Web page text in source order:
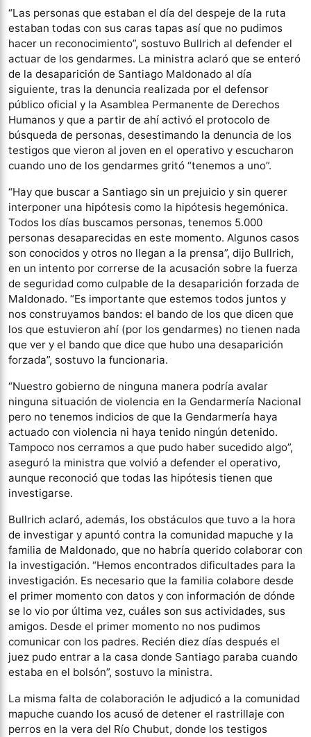
“Las personas que estaban el día del despeje de la ruta
estaban todas con sus caras tapas así que no pudimos
hacer un reconocimiento”, sostuvo Bullrich al defender el
actuar de los gendarmes. La ministra aclaró que se enteró
de la desaparición de Santiago Maldonado al día
siguiente, tras la denuncia realizada por el defensor
público oficial y la Asamblea Permanente de Derechos
Humanos y que a partir de ahí activó el protocolo de
búsqueda de personas, desestimando la denuncia de los
testigos que vieron al joven en el operativo y escucharon
cuando uno de los gendarmes gritó “tenemos a uno”.
“Hay que buscar a Santiago sin un prejuicio y sin querer
interponer una hipótesis como la hipótesis hegemónica.
Todos los días buscamos personas, tenemos 5.000
personas desaparecidas en este momento. Algunos casos
son conocidos y otros no llegan a la prensa”, dijo Bullrich,
en un intento por correrse de la acusación sobre la fuerza
de seguridad como culpable de la desaparición forzada de
Maldonado. “Es importante que estemos todos juntos y
nos construyamos bandos: el bando de los que dicen que
los que estuvieron ahí (por los gendarmes) no tienen nada
que ver y el bando que dice que hubo una desaparición
forzada”, sostuvo la funcionaria.
“Nuestro gobierno de ninguna manera podría avalar
ninguna situación de violencia en la Gendarmería Nacional
pero no tenemos indicios de que la Gendarmería haya
actuado con violencia ni haya tenido ningún detenido.
Tampoco nos cerramos a que pudo haber sucedido algo”,
aseguró la ministra que volvió a defender el operativo,
aunque reconoció que todas las hipótesis tienen que
investigarse.
Bullrich aclaró, además, los obstáculos que tuvo a la hora
de investigar y apuntó contra la comunidad mapuche y la
familia de Maldonado, que no habría querido colaborar con
la investigación. “Hemos encontrados dificultades para la
investigación. Es necesario que la familia colabore desde
el primer momento con datos y con información de dónde
se lo vio por última vez, cuáles son sus actividades, sus
amigos. Desde el primer momento no nos pudimos
comunicar con los padres. Recién diez días después el
juez pudo entrar a la casa donde Santiago paraba cuando
estaba en el bolsón”, sostuvo la ministra.
La misma falta de colaboración le adjudicó a la comunidad
mapuche cuando los acusó de detener el rastrillaje con
perros en la vera del Río Chubut, donde los testigos